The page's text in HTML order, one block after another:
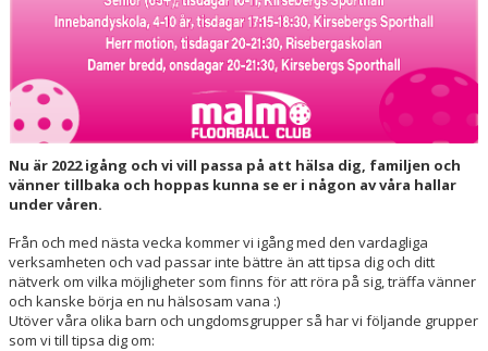
Nu är 2022 igång och vi vill passa på att hälsa dig, familjen och
vänner tillbaka och hoppas kunna se er i någon av våra hallar
under våren.
Från och med nästa vecka kommer vi igång med den vardagliga
verksamheten och vad passar inte bättre än att tipsa dig och ditt
nätverk om vilka möjligheter som finns för att röra på sig, träffa vänner
och kanske börja en nu hälsosam vana :)
Utöver våra olika barn och ungdomsgrupper så har vi följande grupper
som vi till tipsa dig om: